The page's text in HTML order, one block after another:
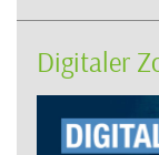
Digitaler